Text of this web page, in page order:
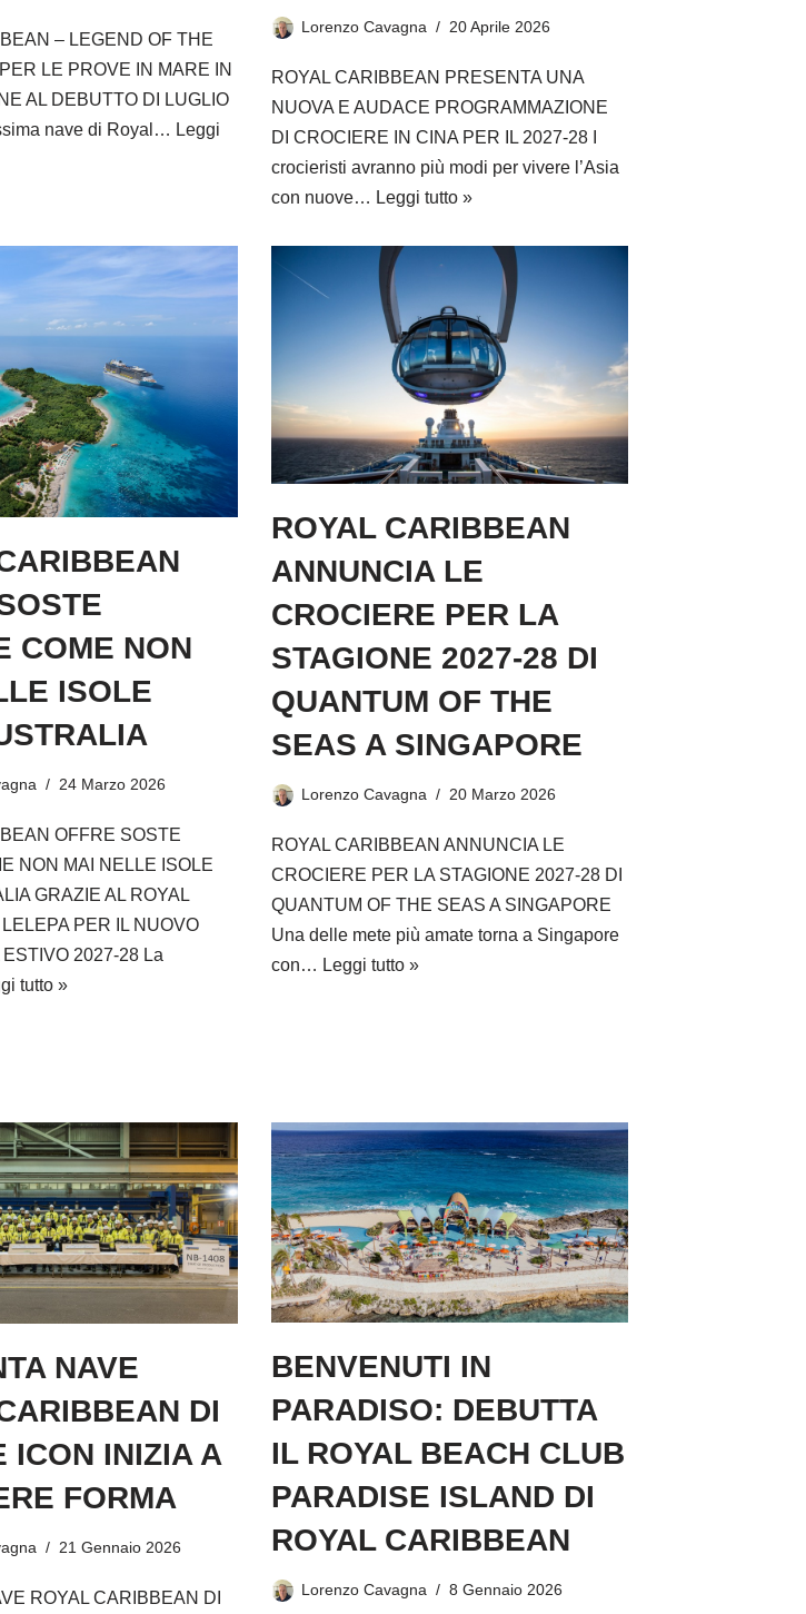
– LEGEND OF THE
LE PROVE IN MARE IN
AL DEBUTTO DI LUGLIO
nave di Royal… Leggi
Lorenzo Cavagna 20 Aprile 2026
ROYAL CARIBBEAN PRESENTA UNA
NUOVA E AUDACE PROGRAMMAZIONE
DI CROCIERE IN CINA PER IL 2027-28 I
crocieristi avranno più modi per vivere l’Asia
con nuove… Leggi tutto »
COME NON
ISOLE
24 Marzo 2026
OFFRE SOSTE
NON MAI NELLE ISOLE
GRAZIE AL ROYAL
PER IL NUOVO
2027-28 La
tutto »
ROYAL CARIBBEAN
ANNUNCIA LE
CROCIERE PER LA
STAGIONE 2027-28 DI
QUANTUM OF THE
SEAS A SINGAPORE
Lorenzo Cavagna 20 Marzo 2026
ROYAL CARIBBEAN ANNUNCIA LE
CROCIERE PER LA STAGIONE 2027-28 DI
QUANTUM OF THE SEAS A SINGAPORE
Una delle mete più amate torna a Singapore
con… Leggi tutto »
NAVE
DI
ICON INIZIA A
FORMA
21 Gennaio 2026
ROYAL CARIBBEAN DI
BENVENUTI IN
PARADISO: DEBUTTA
IL ROYAL BEACH CLUB
PARADISE ISLAND DI
ROYAL CARIBBEAN
Lorenzo Cavagna 8 Gennaio 2026